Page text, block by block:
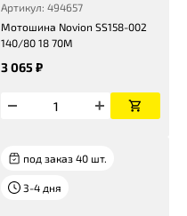
Артикул: 494657
Мотошина Novion SS158-002
140/80 18 70M
3 065 ₽
под заказ 40 шт.
3-4 дня